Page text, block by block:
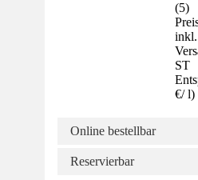
(5)
ST
€/ l)
Online bestellbar
Reservierbar